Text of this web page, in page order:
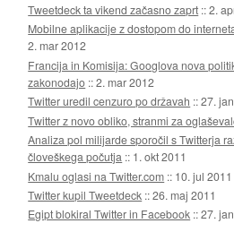
Tweetdeck ta vikend začasno zaprt ::2.
Mobilne aplikacije z dostopom do
2. mar 2012
Francija in Komisija: Googlova nova
zakonodajo ::2. mar 2012
Twitter uredil cenzuro po državah ::27.
Twitter z novo obliko, stranmi za
Analiza pol milijarde sporočil s Twitterja
človeškega počutja :: 1. okt 2011
Kmalu oglasi na Twitter.com :: 10. jul 2011
Twitter kupil Tweetdeck ::26. maj 2011
Egipt blokiral Twitter in Facebook ::27.